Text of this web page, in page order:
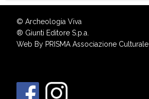
© Archeologia Viva
® Giunti Editore S.p.a.
Web By PRISMA Associazione Culturale